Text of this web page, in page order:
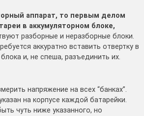
аппарат, то первым делом
в аккумуляторном блоке,
разборные и неразборные блоки.
аккуратно вставить отвертку в
и, не спеша, разъединить их.
напряжение на всех “банках”.
на корпусе каждой батарейки.
чуть ниже указанного, но